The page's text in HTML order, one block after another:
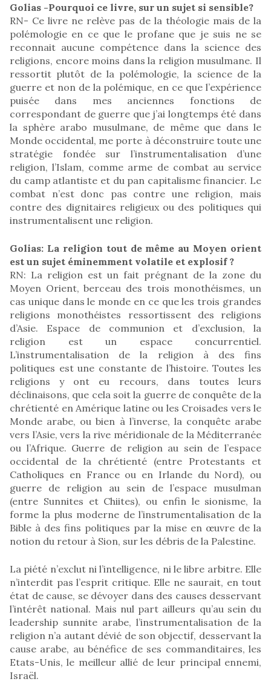
Golias -Pourquoi ce livre, sur un sujet si sensible?
RN- Ce livre ne relève pas de la théologie mais de la
polémologie en ce que le profane que je suis ne se
reconnait aucune compétence dans la science des
religions, encore moins dans la religion musulmane. Il
ressortit plutôt de la polémologie, la science de la
guerre et non de la polémique, en ce que l’expérience
puisée dans mes anciennes fonctions de
correspondant de guerre que j’ai longtemps été dans
la sphère arabo musulmane, de même que dans le
Monde occidental, me porte à déconstruire toute une
stratégie fondée sur l’instrumentalisation d’une
religion, l’Islam, comme arme de combat au service
du camp atlantiste et du pan capitalisme financier. Le
combat n’est donc pas contre une religion, mais
contre des dignitaires religieux ou des politiques qui
instrumentalisent une religion.
Golias: La religion tout de même au Moyen orient
est un sujet éminemment volatile et explosif ?
RN: La religion est un fait prégnant de la zone du
Moyen Orient, berceau des trois monothéismes, un
cas unique dans le monde en ce que les trois grandes
religions monothéistes ressortissent des religions
d’Asie. Espace de communion et d’exclusion, la
religion est un espace concurrentiel.
L’instrumentalisation de la religion à des fins
politiques est une constante de l’histoire. Toutes les
religions y ont eu recours, dans toutes leurs
déclinaisons, que cela soit la guerre de conquête de la
chrétienté en Amérique latine ou les Croisades vers le
Monde arabe, ou bien à l’inverse, la conquête arabe
vers l’Asie, vers la rive méridionale de la Méditerranée
ou l’Afrique. Guerre de religion au sein de l’espace
occidental de la chrétienté (entre Protestants et
Catholiques en France ou en Irlande du Nord), ou
guerre de religion au sein de l’espace musulman
(entre Sunnites et Chiites), ou enfin le sionisme, la
forme la plus moderne de l’instrumentalisation de la
Bible à des fins politiques par la mise en œuvre de la
notion du retour à Sion, sur les débris de la Palestine.
La piété n’exclut ni l’intelligence, ni le libre arbitre. Elle
n’interdit pas l’esprit critique. Elle ne saurait, en tout
état de cause, se dévoyer dans des causes desservant
l’intérêt national. Mais nul part ailleurs qu’au sein du
leadership sunnite arabe, l’instrumentalisation de la
religion n’a autant dévié de son objectif, desservant la
cause arabe, au bénéfice de ses commanditaires, les
Etats-Unis, le meilleur allié de leur principal ennemi,
Israël.